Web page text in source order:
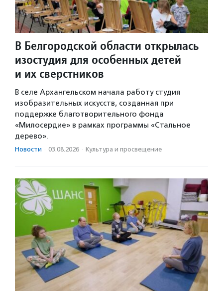
В Белгородской области открылась
изостудия для особенных детей
и их сверстников
В селе Архангельском начала работу студия
изобразительных искусств, созданная при
поддержке благотворительного фонда
«Милосердие» в рамках программы «Стальное
дерево».
Новости · 03.08.2026 · Культура и просвещение